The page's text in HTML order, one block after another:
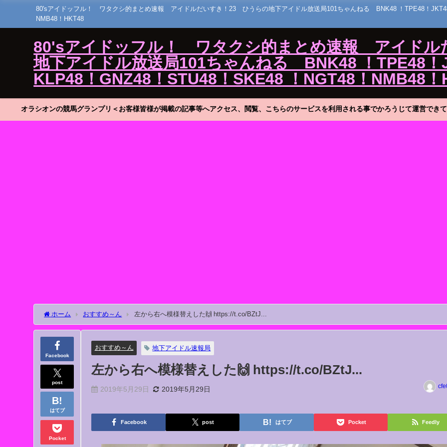
80'sアイドッフル！ ワタクシ的まとめ速報 アイドルだいすき！23 ひうらの地下アイドル放送局101ちゃんねる BNK48 ！TPE48！JKT48
NMB48！HKT48
80'sアイドッフル！ ワタクシ的まとめ速報 アイド
地下アイドル放送局101ちゃんねる BNK48 ！TPE48！
KLP48！GNZ48！STU48！SKE48 ！NGT48！NMB48！
オラシオンの競馬グランプリ＜お客様皆様が掲載の記事等へアクセス、閲覧、こちらのサービスを利用される事でかろうじて運営でき
ホーム おすすめ～ん 左から右へ模様替えした🙌 https://t.co/BZtJ...
Facebook
post
はてブ
Pocket
おすすめ～ん 地下アイドル速報局
左から右へ模様替えした🙌 https://t.co/BZtJ...
2019年5月29日 2019年5月29日
Facebook post はてブ Pocket Feedly